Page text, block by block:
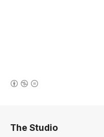
The Studio